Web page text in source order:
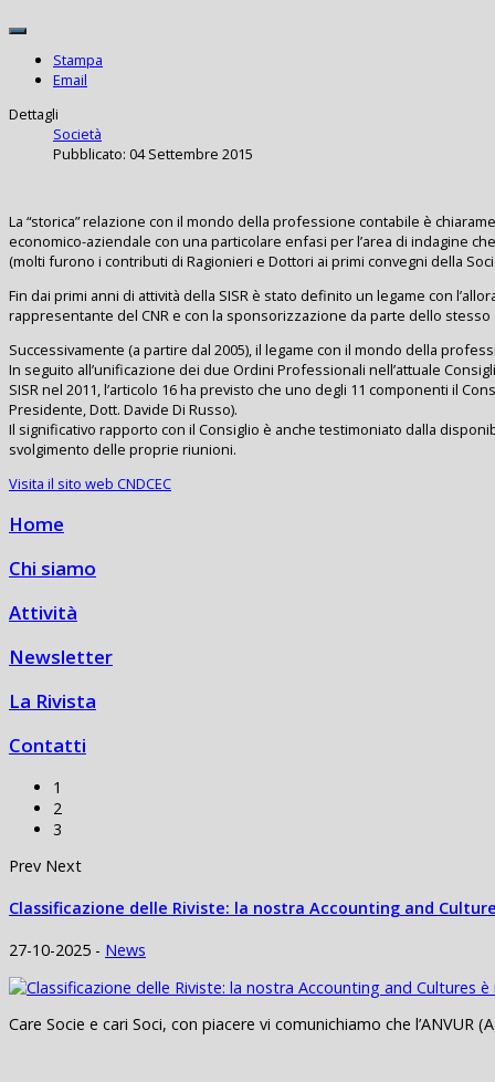
Stampa
Email
Dettagli
Società
Pubblicato: 04 Settembre 2015
La “storica” relazione con il mondo della professione contabile è
economico-aziendale con una particolare enfasi per l’area di indagine
(molti furono i contributi di Ragionieri e Dottori ai primi convegni della
Fin dai primi anni di attività della SISR è stato definito un legame con
rappresentante del CNR e con la sponsorizzazione da parte dello
Successivamente (a partire dal 2005), il legame con il mondo della
In seguito all’unificazione dei due Ordini Professionali nell’attuale
SISR nel 2011, l’articolo 16 ha previsto che uno degli 11 componenti il
Presidente, Dott. Davide Di Russo).
Il significativo rapporto con il Consiglio è anche testimoniato dalla
svolgimento delle proprie riunioni.
Visita il sito web CNDCEC
Home
Chi siamo
Attività
Newsletter
La Rivista
Contatti
1
2
3
Prev Next
Classificazione delle Riviste: la nostra Accounting and
27-10-2025 - News
Care Socie e cari Soci, con piacere vi comunichiamo che l’ANVUR